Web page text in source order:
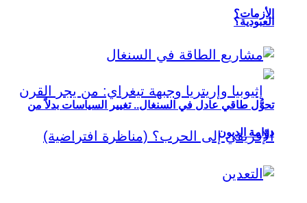
العبودية؟
الأزمات؟
تحوُّل طاقي عادل في السنغال.. تغيير السياسات بدلاً من
دوّامة الديون